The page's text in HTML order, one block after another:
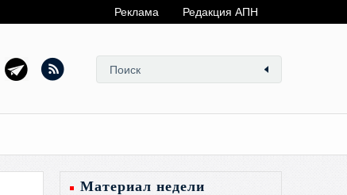
Реклама Редакция АПН
Материал недели